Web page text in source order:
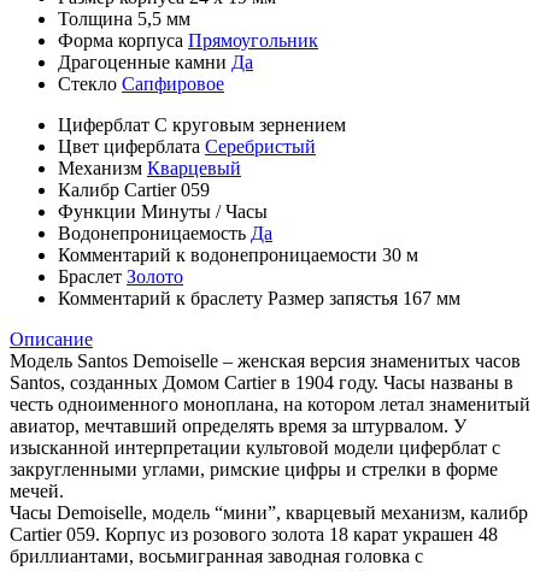
Толщина 5,5 мм
Форма корпуса Прямоугольник
Драгоценные камни Да
Стекло Сапфировое
Циферблат С круговым зернением
Цвет циферблата Серебристый
Механизм Кварцевый
Калибр Cartier 059
Функции Минуты /Часы
Водонепроницаемость Да
Комментарий к водонепроницаемости 30 м
Браслет Золото
Комментарий к браслету Размер запястья 167 мм
Описание
Модель Santos Demoiselle – женская версия знаменитых часов
Santos, созданных Домом Cartier в 1904 году. Часы названы в
честь одноименного моноплана, на котором летал знаменитый
авиатор, мечтавший определять время за штурвалом. У
изысканной интерпретации культовой модели циферблат с
закругленными углами, римские цифры и стрелки в форме
мечей.
Часы Demoiselle, модель “мини”, кварцевый механизм, калибр
Cartier 059. Корпус из розового золота 18 карат украшен 48
бриллиантами, восьмигранная заводная головка с